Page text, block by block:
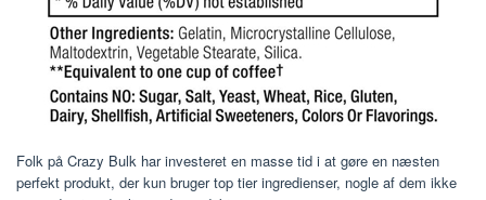
Folk på Crazy Bulk har investeret en masse tid i at gøre en næsten
perfekt produkt, der kun bruger top tier ingredienser, nogle af dem ikke